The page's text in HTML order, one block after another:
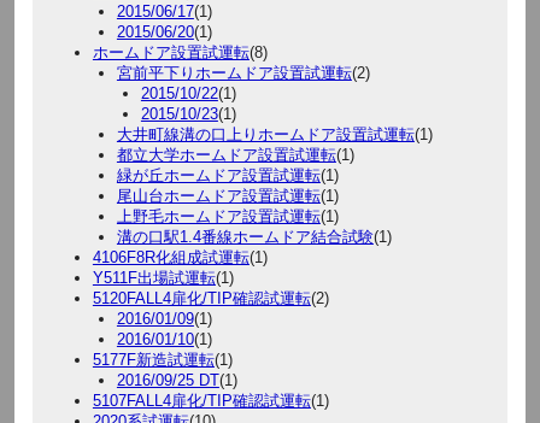
2015/06/17(1)
2015/06/20(1)
ホームドア設置試運転(8)
宮前平下りホームドア設置試運転(2)
2015/10/22(1)
2015/10/23(1)
大井町線溝の口上りホームドア設置試運転(1)
都立大学ホームドア設置試運転(1)
緑が丘ホームドア設置試運転(1)
尾山台ホームドア設置試運転(1)
上野毛ホームドア設置試運転(1)
溝の口駅1.4番線ホームドア結合試験(1)
4106F8R化組成試運転(1)
Y511F出場試運転(1)
5120FALL4扉化/TIP確認試運転(2)
2016/01/09(1)
2016/01/10(1)
5177F新造試運転(1)
2016/09/25 DT(1)
5107FALL4扉化/TIP確認試運転(1)